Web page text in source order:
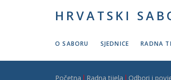
HRVATSKI
O SABORU SJEDNICE RADNA
Početna Radna tijela Odbori i